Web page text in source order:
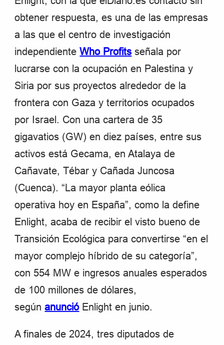
obtener respuesta, es una de las empresas
a las que el centro de investigación
independienteWho Profits señala por
lucrarse con la ocupación en Palestina y
Siria por sus proyectos alrededor de la
frontera con Gaza y territorios ocupados
por Israel. Con una cartera de 35
gigavatios (GW) en diez países, entre sus
activos está Gecama, en Atalaya de
Cañavate, Tébar y Cañada Juncosa
(Cuenca). “La mayor planta eólica
operativa hoy en España”, como la define
Enlight, acaba de recibir el visto bueno de
Transición Ecológica para convertirse “en el
mayor complejo híbrido de su categoría”,
con 554 MW e ingresos anuales esperados
de 100 millones de dólares,
segúnanuncióEnlight en junio.
A finales de 2024, tres diputados de